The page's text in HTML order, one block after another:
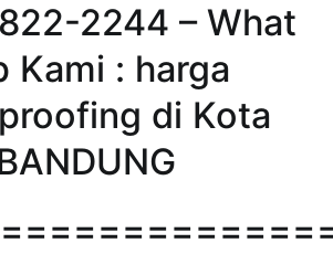
2244 – What
Kami : harga
di Kota